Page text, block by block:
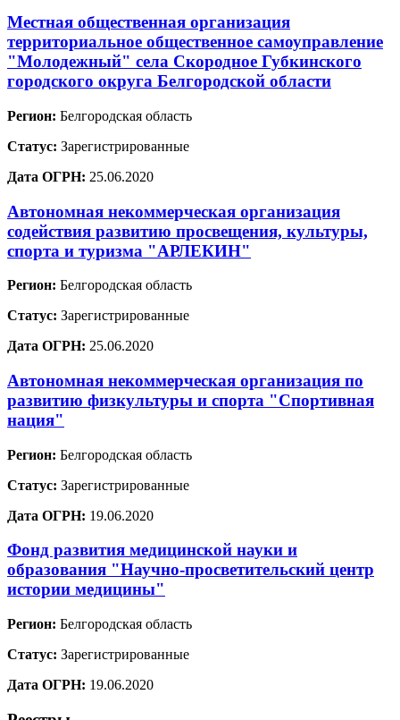
Местная общественная организация
территориальное общественное самоуправление
"Молодежный" села Скородное Губкинского
городского округа Белгородской области
Регион: Белгородская область
Статус: Зарегистрированные
Дата ОГРН: 25.06.2020
Автономная некоммерческая организация
содействия развитию просвещения, культуры,
спорта и туризма "АРЛЕКИН"
Регион: Белгородская область
Статус: Зарегистрированные
Дата ОГРН: 25.06.2020
Автономная некоммерческая организация по
развитию физкультуры и спорта "Спортивная
нация"
Регион: Белгородская область
Статус: Зарегистрированные
Дата ОГРН: 19.06.2020
Фонд развития медицинской науки и
образования "Научно-просветительский центр
истории медицины"
Регион: Белгородская область
Статус: Зарегистрированные
Дата ОГРН: 19.06.2020